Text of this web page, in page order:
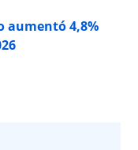
aumentó 4,8%